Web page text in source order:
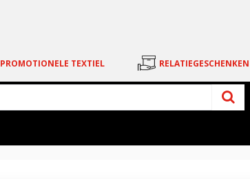
PROMOTIONELE TEXTIEL RELATIEGESCHENKEN